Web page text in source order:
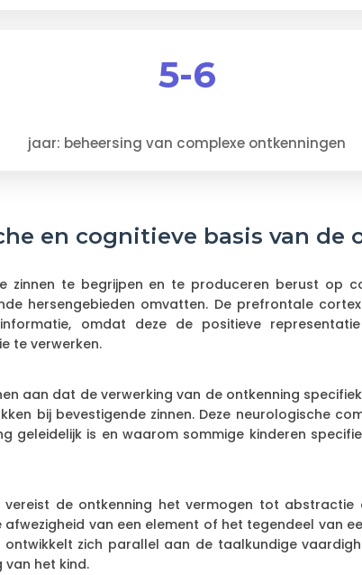
5-6
jaar: beheersing van complexe ontkenningen
en cognitieve basis van de
zinnen te begrijpen en te produceren berust op
hersengebieden omvatten. De prefrontale
omdat deze de positieve
te verwerken.
aan dat de verwerking van de ontkenning
bij bevestigende zinnen. Deze neurologische
geleidelijk is en waarom sommige kinderen
de ontkenning het vermogen tot abstractie
van een element of het tegendeel van
ontwikkelt zich parallel aan de taalkundige
van het kind.